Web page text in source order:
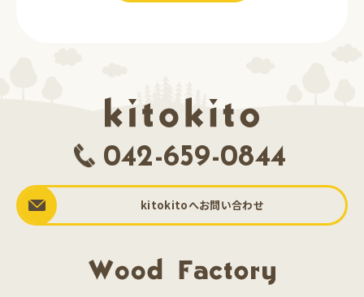
042-659-0844
kitokitoへお問い合わせ